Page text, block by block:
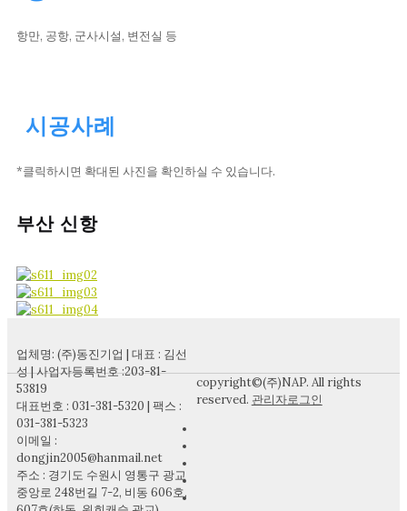
항만, 공항, 군사시설, 변전실 등
시공사례
*클릭하시면 확대된 사진을 확인하실 수 있습니다.
부산 신항
업체명: (주)동진기업 | 대표 : 김선
성 | 사업자등록번호 :203-81-
53819
대표번호 : 031-381-5320 | 팩스 :
031-381-5323
이메일 :
dongjin2005@hanmail.net
주소 : 경기도 수원시 영통구 광교
중앙로 248번길 7-2, 비동 606호,
copyright©(주)NAP. All rights
reserved. 관리자로그인